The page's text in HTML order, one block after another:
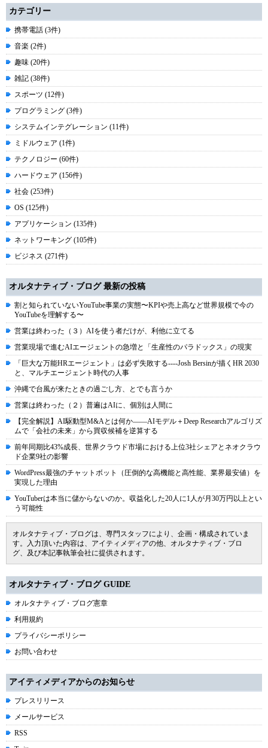
カテゴリー
携帯電話 (3件)
音楽 (2件)
趣味 (20件)
雑記 (38件)
スポーツ (12件)
プログラミング (3件)
システムインテグレーション (11件)
ミドルウェア (1件)
テクノロジー (60件)
ハードウェア (156件)
社会 (253件)
OS (125件)
アプリケーション (135件)
ネットワーキング (105件)
ビジネス (271件)
オルタナティブ・ブログ 最新の投稿
割と知られていないYouTube事業の実態〜KPIや売上高など世界規模で今の
YouTubeを理解する〜
営業は終わった（３）AIを使う者だけが、利他に立てる
営業現場で進むAIエージェントの急増と「生産性のパラドックス」の現実
「巨大な万能HRエージェント」は必ず失敗する----Josh Bersinが描くHR 2030
と、マルチエージェント時代の人事
沖縄で台風が来たときの過ごし方、とでも言うか
営業は終わった（２）普遍はAIに、個別は人間に
【完全解説】AI駆動型M&Aとは何か――AIモデル＋Deep Researchアルゴリズ
ムで「会社の未来」から買収候補を逆算する
前年同期比43%成長、世界クラウド市場における上位3社シェアとネオクラウ
ド企業9社の影響
WordPress最強のチャットボット（圧倒的な高機能と高性能、業界最安値）を
実現した理由
YouTuberは本当に儲からないのか。収益化した20人に1人が月30万円以上とい
う可能性
オルタナティブ・ブログは、専門スタッフにより、企画・構成されていま
す。入力頂いた内容は、アイティメディアの他、オルタナティブ・ブロ
グ、及び本記事執筆会社に提供されます。
オルタナティブ・ブログ GUIDE
オルタナティブ・ブログ憲章
利用規約
プライバシーポリシー
お問い合わせ
アイティメディアからのお知らせ
プレスリリース
メールサービス
RSS